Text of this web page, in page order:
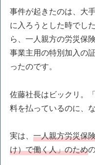
事件が起きたのは、大
に入ろうとした時でし
ら、一人親方の労災保
事業主用の特別加入の
ったのです。
佐藤社長はビックリ。
料を払っているのに、
実は、 一人親方労災保
け）で働く人」のため